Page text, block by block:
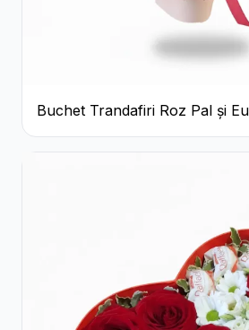
Buchet Trandafiri Roz Pal și